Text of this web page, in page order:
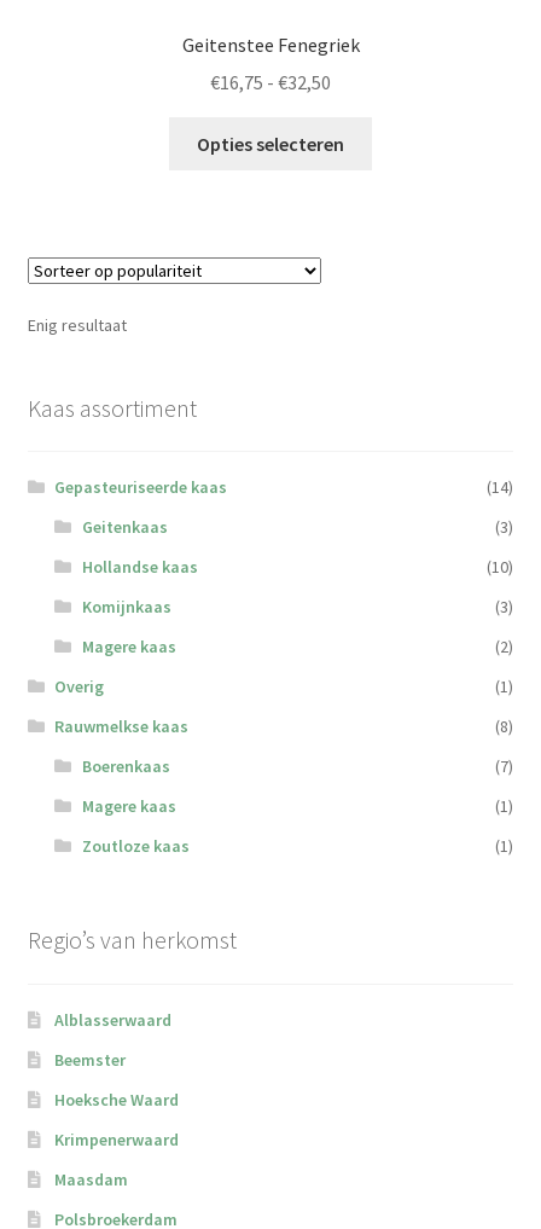
Geitenstee Fenegriek
€16,75 - €32,50
tot
Opties selecteren
productpagina
Enig resultaat
Kaas assortiment
Gepasteuriseerde kaas
(14)
Geitenkaas
(3)
Hollandse kaas
(10)
Komijnkaas
(3)
Magere kaas
(2)
Overig
(1)
Rauwmelkse kaas
(8)
Boerenkaas
(7)
Magere kaas
(1)
Zoutloze kaas
(1)
Regio’s van herkomst
Alblasserwaard
Beemster
Hoeksche Waard
Krimpenerwaard
Maasdam
Polsbroekerdam